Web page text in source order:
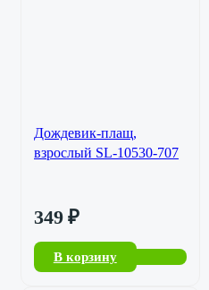
Дождевик-плащ,
взрослый SL-10530-707
349 ₽
В корзину